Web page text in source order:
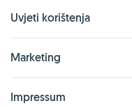
Uvjeti korištenja
Marketing
Impressum